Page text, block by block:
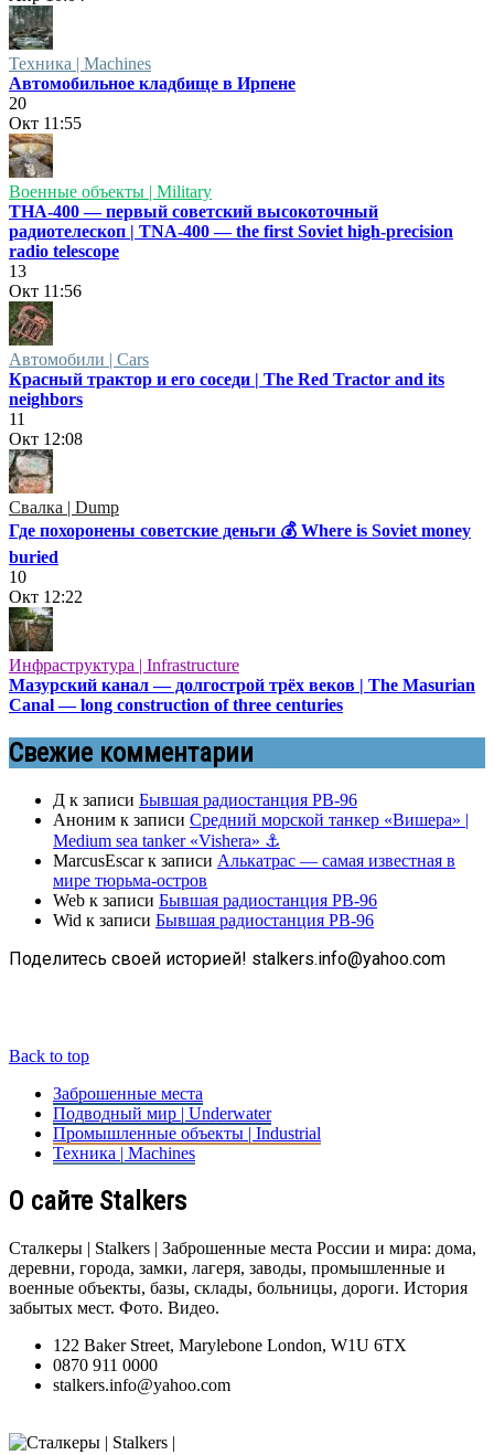
Техника | Machines
Автомобильное кладбище в Ирпене
20
Окт 11:55
Военные объекты | Military
ТНА-400 — первый советский высокоточный
радиотелескоп | TNA-400 — the first Soviet high-precision
radio telescope
13
Окт 11:56
Автомобили | Cars
Красный трактор и его соседи | The Red Tractor and its
neighbors
11
Окт 12:08
Свалка | Dump
Где похоронены советские деньги 💰 Where is Soviet money
buried
10
Окт 12:22
Инфраструктура | Infrastructure
Мазурский канал — долгострой трёх веков | The Masurian
Canal — long construction of three centuries
Свежие комментарии
Д к записи Бывшая радиостанция РВ-96
Аноним к записи Средний морской танкер «Вишера» |
Medium sea tanker «Vishera» ⚓
MarcusEscarк записи Алькатрас — самая известная в
мире тюрьма-остров
Web к записи Бывшая радиостанция РВ-96
Wid к записи Бывшая радиостанция РВ-96
Поделитесь своей историей! stalkers.info@yahoo.com
Back to top
Заброшенные места
Подводный мир | Underwater
Промышленные объекты | Industrial
Техника | Machines
О сайте Stalkers
Сталкеры | Stalkers | Заброшенные места России и мира: дома,
деревни, города, замки, лагеря, заводы, промышленные и
военные объекты, базы, склады, больницы, дороги. История
забытых мест. Фото. Видео.
122 Baker Street, Marylebone London, W1U 6TX
0870 911 0000
stalkers.info@yahoo.com